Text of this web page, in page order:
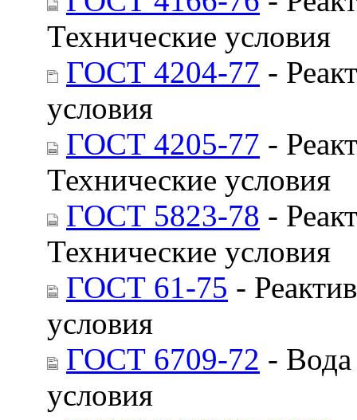
Технические условия
ГОСТ 4204-77 -
условия
ГОСТ 4205-77 -
Технические условия
ГОСТ 5823-78 -
Технические условия
ГОСТ 61-75 -
условия
ГОСТ 6709-72 - Вода
условия